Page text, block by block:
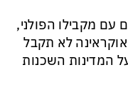
עם מקבילו הפולני,
אוקראינה לא תקבל
המדינות השכנות